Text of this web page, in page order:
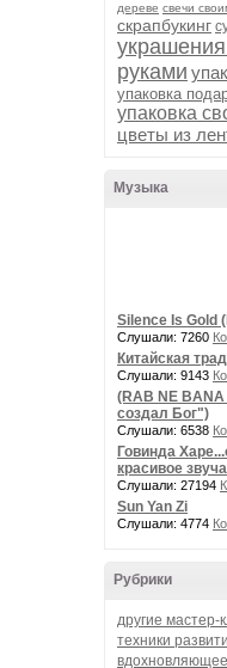
дереве свечи
скрапбукинг
руками
упаковка
упаковка
цветы из
Музыка
Silence Is Gold
Слушали: 7260
Китайская
Слушали: 9143
(RAB NE
создал Бог")
Слушали: 6538
Говинда
красивое
Слушали: 27194
Sun Yan Zi
Слушали: 4774
Рубрики
другие мастер-
техники
вдохновляющее